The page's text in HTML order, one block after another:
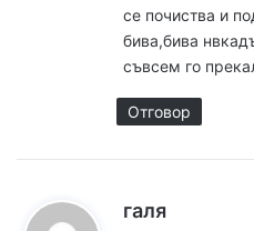
се почиства и
бива,бива
съвсем го
Отговор
галя